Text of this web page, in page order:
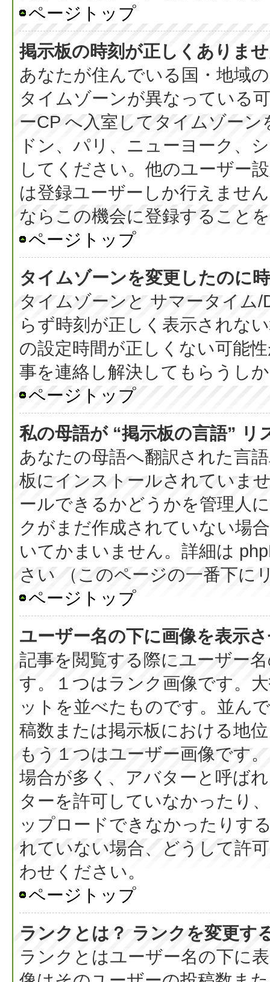
ページトップ
掲示板の時刻が正しくありま
あなたが住んでいる国・地域
タイムゾーンが異なっている
ーCP へ入室してタイムゾー
ドン、パリ、ニューヨーク、
してください。他のユーザー
は登録ユーザーしか行えませ
ならこの機会に登録すること
ページトップ
タイムゾーンを変更したのに
タイムゾーンと サマータイム
らず時刻が正しく表示されな
の設定時間が正しくない可能
事を連絡し解決してもらうし
ページトップ
私の母語が “掲示板の言語” リ
あなたの母語へ翻訳された言
板にインストールされていま
ールできるかどうかを管理人
クがまだ作成されていない場
いてかまいません。詳細は
さい （このページの一番下に
ページトップ
ユーザー名の下に画像を表示
記事を閲覧する際にユーザー
す。１つはランク画像です。
ットを並べたものです。並ん
稿数または掲示板における地
もう１つはユーザー画像です
場合が多く、アバターと呼ば
ターを許可していなかったり
ップロードできなかったりす
れていない場合、どうして許
わせください。
ページトップ
ランクとは？ ランクを変更す
ランクとはユーザー名の下に